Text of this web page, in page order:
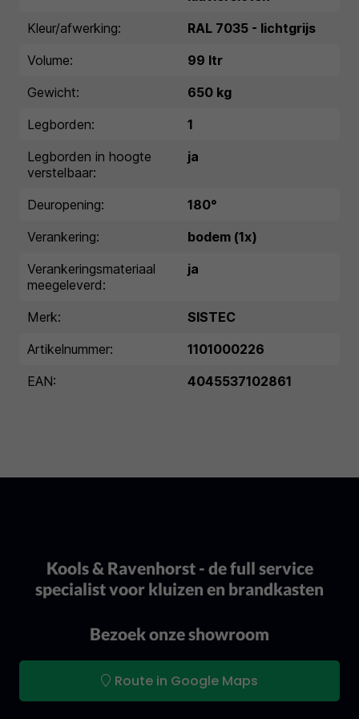
Kleur/afwerking:
RAL 7035 - lichtgrijs
Volume:
99 ltr
Gewicht:
650 kg
Legborden:
1
Legborden in hoogte
verstelbaar:
ja
Deuropening:
180°
Verankering:
bodem (1x)
Verankeringsmateriaal
meegeleverd:
ja
Merk:
SISTEC
Artikelnummer:
1101000226
EAN:
4045537102861
Kools & Ravenhorst - de full service
specialist voor kluizen en brandkasten
Bezoek onze showroom
Route in Google Maps